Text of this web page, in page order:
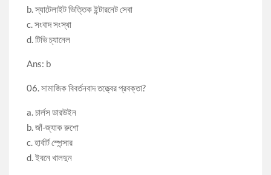
b. স্যাটেলাইট ভিত্তিক ইন্টারনেট সেবা
c. সংবাদ সংস্থা
d. টিভি চ্যানেল
Ans: b
06. সামাজিক বিবর্তনবাদ তত্ত্বের প্রবক্তা?
a. চার্লস ডারউইন
b. জাঁ-জ্যাক রুশো
c. হার্বার্ট স্পেন্সার
d. ইবনে খালদুন